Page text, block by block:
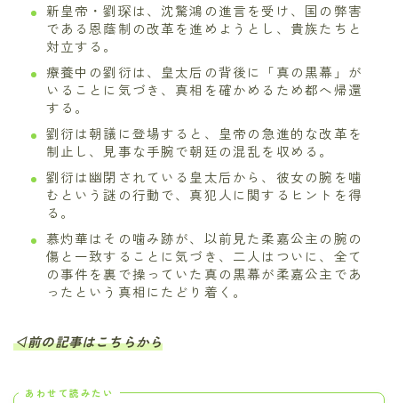
新皇帝・劉琛は、沈驚鴻の進言を受け、国の弊害
である恩蔭制の改革を進めようとし、貴族たちと
対立する。
療養中の劉衍は、皇太后の背後に「真の黒幕」が
いることに気づき、真相を確かめるため都へ帰還
する。
劉衍は朝議に登場すると、皇帝の急進的な改革を
制止し、見事な手腕で朝廷の混乱を収める。
劉衍は幽閉されている皇太后から、彼女の腕を噛
むという謎の行動で、真犯人に関するヒントを得
る。
慕灼華はその噛み跡が、以前見た柔嘉公主の腕の
傷と一致することに気づき、二人はついに、全て
の事件を裏で操っていた真の黒幕が柔嘉公主であ
ったという真相にたどり着く。
◁前の記事はこちらから
あわせて読みたい